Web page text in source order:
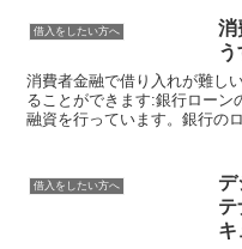
借入をしたい方へ
消
消費者金融で借り入れが難し
ることができます:銀行ローン
融資を行っています。銀行の
借入をしたい方へ
テ
キ